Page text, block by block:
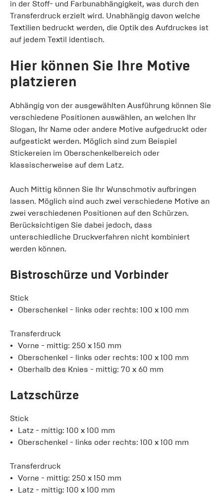
in der Stoff- und Farbunabhängigkeit, was durch den
Transferdruck erzielt wird. Unabhängig davon welche
Textilien bedruckt werden, die Optik des Aufdruckes ist
auf jedem Textil identisch.
Hier können Sie Ihre Motive
platzieren
Abhängig von der ausgewählten Ausführung können Sie
verschiedene Positionen auswählen, an welchen Ihr
Slogan, Ihr Name oder andere Motive aufgedruckt oder
aufgestickt werden. Möglich sind zum Beispiel
Stickereien im Oberschenkelbereich oder
klassischerweise auf dem Latz.
Auch Mittig können Sie Ihr Wunschmotiv aufbringen
lassen. Möglich sind auch zwei verschiedene Motive an
zwei verschiedenen Positionen auf den Schürzen.
Berücksichtigen Sie dabei jedoch, dass
unterschiedliche Druckverfahren nicht kombiniert
werden können.
Bistroschürze und Vorbinder
Stick
Oberschenkel - links oder rechts: 100 x 100 mm
Transferdruck
Vorne - mittig: 250 x 150 mm
Oberschenkel - links oder rechts: 100 x 100 mm
Oberhalb des Knies - mittig: 70 x 60 mm
Latzschürze
Stick
Latz - mittig: 100 x 100 mm
Oberschenkel - links oder rechts: 100 x 100 mm
Transferdruck
Vorne - mittig: 250 x 150 mm
Latz - mittig: 100 x 100 mm